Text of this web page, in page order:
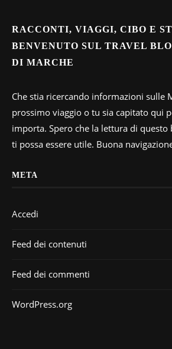
RACCONTI, VIAGGI, CIBO E
BENVENUTO SUL TRAVEL
DI MARCHE
Che stia ricercando informazioni sulle
prossimo viaggio o tu sia capitato qui
importa. Spero che la lettura di questo
ti possa essere utile. Buona
META
Accedi
Feed dei contenuti
Feed dei commenti
WordPress.org